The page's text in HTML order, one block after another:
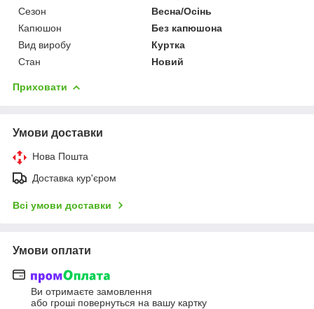
Сезон
Весна/Осінь
Капюшон
Без капюшона
Вид виробу
Куртка
Стан
Новий
Приховати
Умови доставки
Нова Пошта
Доставка кур'єром
Всі умови доставки
Умови оплати
Ви отримаєте замовлення
або гроші повернуться на вашу картку